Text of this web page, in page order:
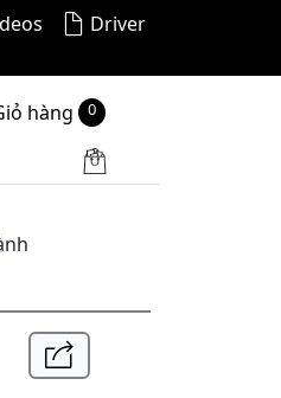
Driver
hàng 0